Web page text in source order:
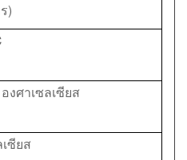
)
งศาเซลเซียส
เซียส